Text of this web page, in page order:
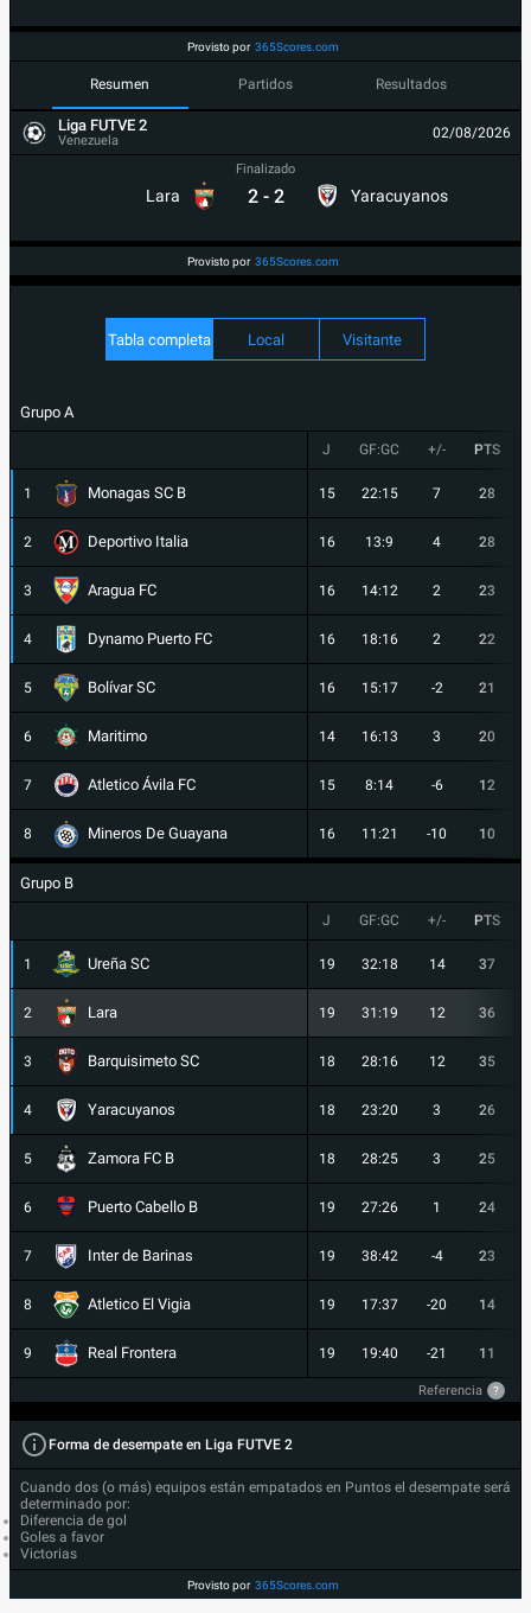
Provisto por 365Scores.com
Resumen Partidos Resultados
Liga FUTVE 2
Venezuela 02/08/2026
Lara
Finalizado
2 - 2 Yaracuyanos
Provisto por 365Scores.com
Tabla completa Local Visitante
Grupo A
J GF:GC +/- PTS
1 Monagas SC B 15 22:15 7 28
2 Deportivo Italia 16 13:9 4 28
3 Aragua FC 16 14:12 2 23
4 Dynamo Puerto FC 16 18:16 2 22
5 Bolívar SC 16 15:17 -2 21
6 Maritimo 14 16:13 3 20
7 Atletico Ávila FC 15 8:14 -6 12
8 Mineros De Guayana 16 11:21 -10 10
Grupo B
J GF:GC +/- PTS
1 Ureña SC 19 32:18 14 37
2 Lara 19 31:19 12 36
3 Barquisimeto SC 18 28:16 12 35
4 Yaracuyanos 18 23:20 3 26
5 Zamora FC B 18 28:25 3 25
6 Puerto Cabello B 19 27:26 1 24
7 Inter de Barinas 19 38:42 -4 23
8 Atletico El Vigia 19 17:37 -20 14
9 Real Frontera 19 19:40 -21 11
Referencia ?
Forma de desempate en Liga FUTVE 2
Cuando dos (o más) equipos están empatados en Puntos el desempate será
determinado por:
Diferencia de gol
Goles a favor
Victorias
Provisto por 365Scores.com